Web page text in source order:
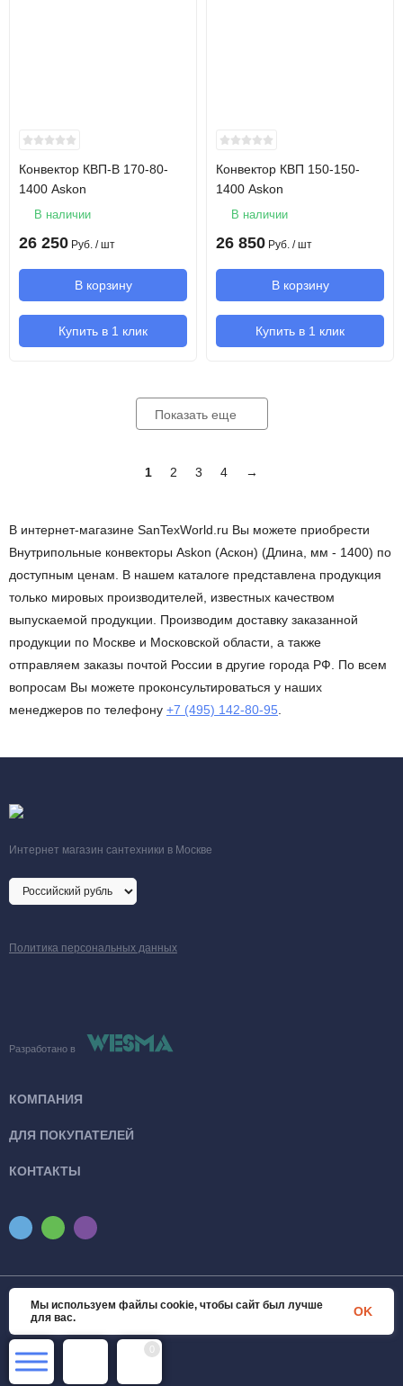
Конвектор КВП-В 170-80-
1400 Askon
В наличии
26 250 Руб. / шт
В корзину
Купить в 1 клик
Конвектор КВП 150-150-
1400 Askon
В наличии
26 850 Руб. / шт
В корзину
Купить в 1 клик
Показать еще
1 2 3 4 →
В интернет-магазине SanTexWorld.ru Вы можете приобрести
Внутрипольные конвекторы Askon (Аскон) (Длина, мм - 1400) по
доступным ценам. В нашем каталоге представлена продукция
только мировых производителей, известных качеством
выпускаемой продукции. Производим доставку заказанной
продукции по Москве и Московской области, а также
отправляем заказы почтой России в другие города РФ. По всем
вопросам Вы можете проконсультироваться у наших
менеджеров по телефону +7 (495) 142-80-95
Интернет магазин сантехники в Москве
Политика персональных данных
Разработано в
КОМПАНИЯ
ДЛЯ ПОКУПАТЕЛЕЙ
КОНТАКТЫ
© 2026 SanTexWorld. Все права защищены
0
Мы используем файлы cookie, чтобы сайт был лучше
для вас.
OK